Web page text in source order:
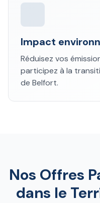
Impact
Réduisez vos
participez à la
de Belfort.
Nos Offres
dans le